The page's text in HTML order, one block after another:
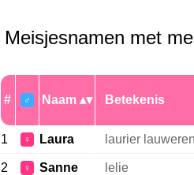
Meisjesnamen met
# ♂ Naam Betekenis
1 ♀ Laura laurier lauweren
2 ♀ Sanne lelie